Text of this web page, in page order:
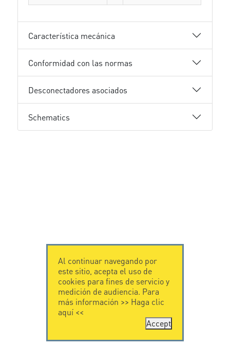
Característica mecánica
Conformidad con las normas
Desconectadores asociados
Schematics
Al continuar navegando por
este sitio, acepta el uso de
cookies para fines de servicio y
medición de audiencia. Para
más información >> Haga clic
aquí<<
Accept